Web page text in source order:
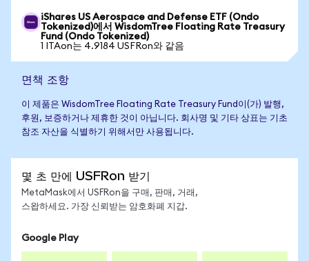
iShares US Aerospace and Defense ETF (Ondo
Tokenized)에서 WisdomTree Floating Rate Treasury
Fund (Ondo Tokenized)
1 ITAon는 4.9184 USFRon와 같음
면책 조항
이 제품은 WisdomTree Floating Rate Treasury Fund이(가) 발행,
후원, 보증하거나 제휴한 것이 아닙니다. 회사명 및 기타 상표는 기초
참조 자산을 식별하기 위해서만 사용됩니다.
몇 초 만에 USFRon 받기
MetaMask에서 USFRon을 구매, 판매, 거래,
스왑하세요. 가장 신뢰받는 암호화폐 지갑.
Google Play